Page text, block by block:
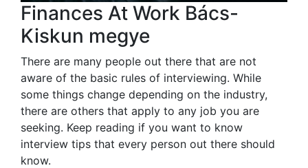
Finances At Work Bács-
Kiskun megye
There are many people out there that are not
aware of the basic rules of interviewing. While
some things change depending on the industry,
there are others that apply to any job you are
seeking. Keep reading if you want to know
interview tips that every person out there should
know.